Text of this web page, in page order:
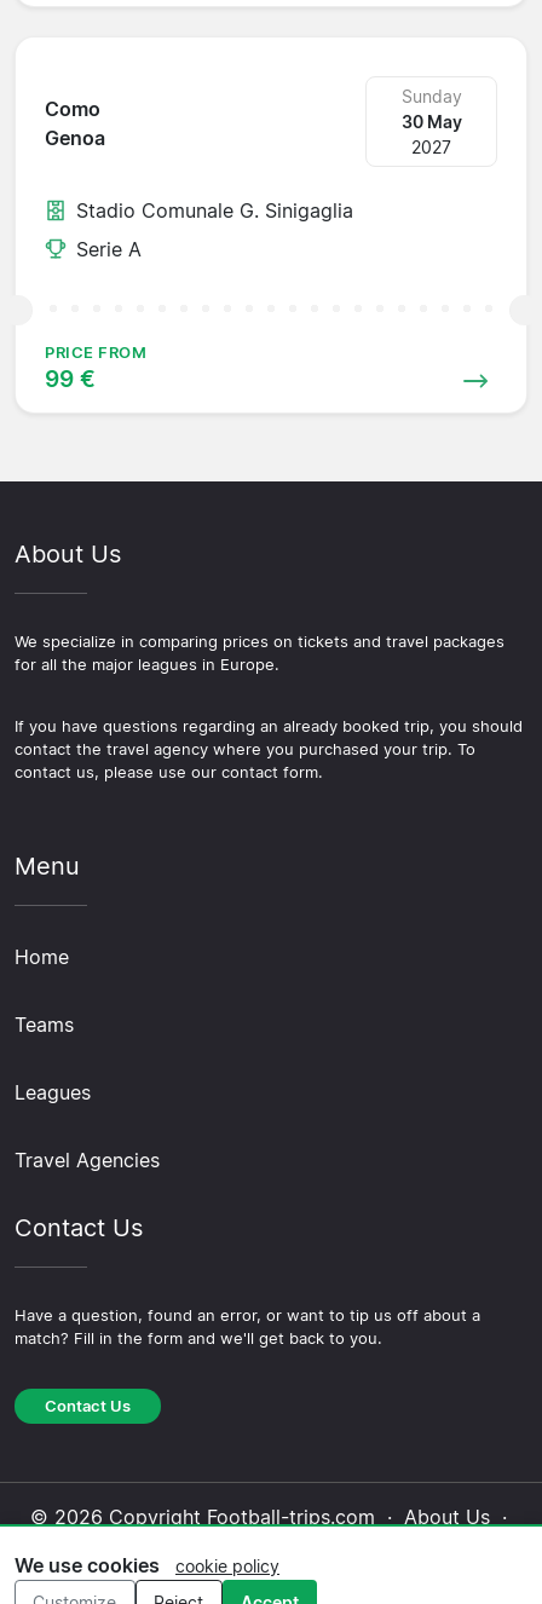
Como
Genoa
Sunday
30 May
2027
Stadio Comunale G. Sinigaglia
Serie A
PRICE FROM
99 €
About Us
We specialize in comparing prices on tickets and travel packages
for all the major leagues in Europe.
If you have questions regarding an already booked trip, you should
contact the travel agency where you purchased your trip. To
contact us, please use our contact form.
Menu
Home
Teams
Leagues
Travel Agencies
Contact Us
Have a question, found an error, or want to tip us off about a
match? Fill in the form and we'll get back to you.
Contact Us
© 2026 Copyright Football-trips.com · About Us·
Editorial Policy
We use cookies
cookie policy